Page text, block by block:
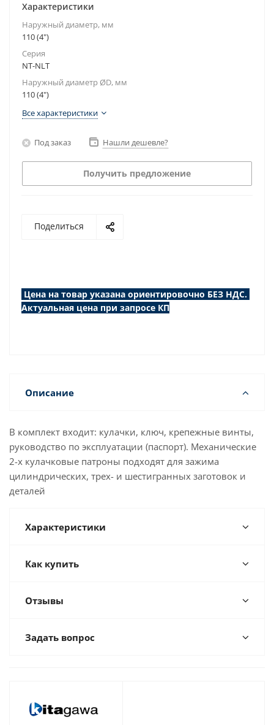
Характеристики
Наружный диаметр, мм
110 (4")
Серия
NT-NLT
Наружный диаметр ØD, мм
110 (4")
Все характеристики
Под заказ Нашли дешевле?
Получить предложение
Поделиться
Цена на товар указана ориентировочно БЕЗ НДС.
Актуальная цена при запросе КП
Описание
В комплект входит: кулачки, ключ, крепежные винты,
руководство по эксплуатации (паспорт). Механические
2-х кулачковые патроны подходят для зажима
цилиндрических, трех- и шестигранных заготовок и
деталей
Характеристики
Как купить
Отзывы
Задать вопрос